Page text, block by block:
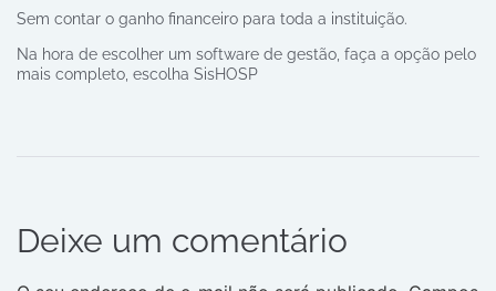
Sem contar o ganho financeiro para toda a instituição.
Na hora de escolher um software de gestão, faça a opção pelo
mais completo, escolha SisHOSP
Deixe um comentário